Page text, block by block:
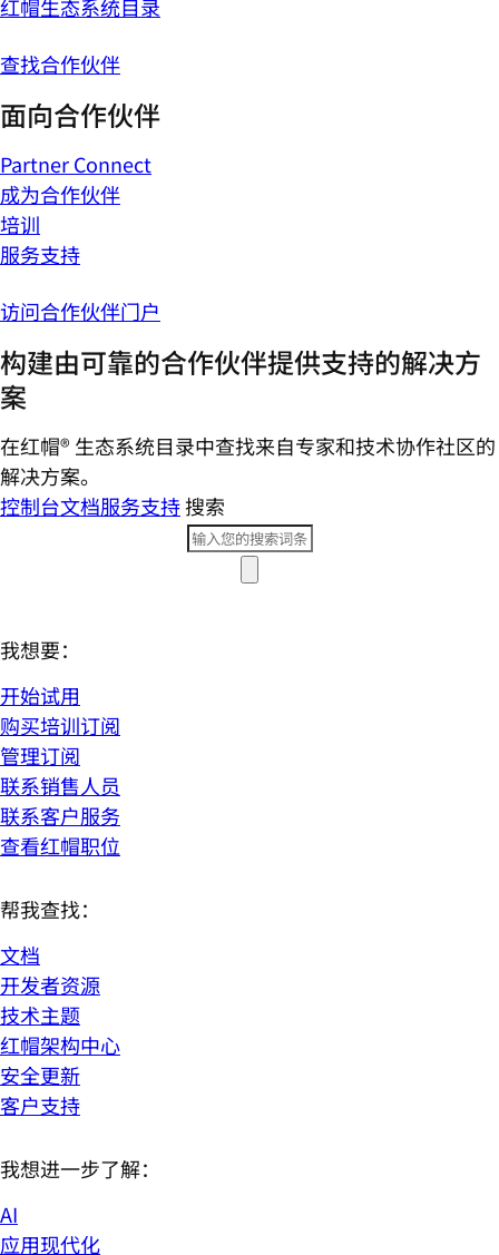
红帽生态系统目录
查找合作伙伴
面向合作伙伴
Partner Connect
成为合作伙伴
培训
服务支持
访问合作伙伴门户
构建由可靠的合作伙伴提供支持的解决方
案
在红帽® 生态系统目录中查找来自专家和技术协作社区的
解决方案。
控制台文档服务支持搜索
我想要：
开始试用
购买培训订阅
管理订阅
联系销售人员
联系客户服务
查看红帽职位
帮我查找：
文档
开发者资源
技术主题
红帽架构中心
安全更新
客户支持
我想进一步了解：
AI
应用现代化